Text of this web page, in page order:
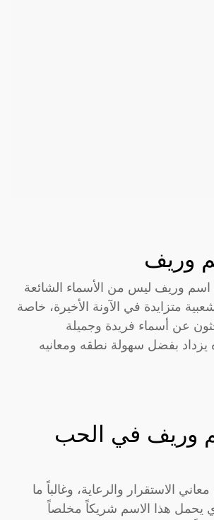
وريف
وريف ليس من الأسماء الشائعة
متزايدة في الآونة الأخيرة، خاصة
عن أسماء فريدة وجميلة
يزداد بفضل سهولة نطقه ومعانيه
وريف في الحب
الاستقرار والرعاية، وغالباً ما
يحمل هذا الاسم شريكاً مخلصاً